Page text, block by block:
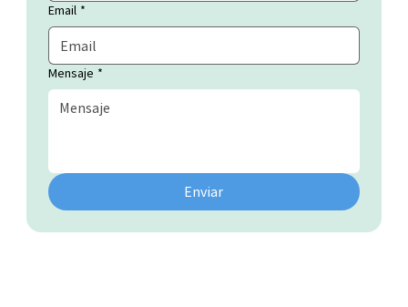
Email *
Mensaje *
Enviar